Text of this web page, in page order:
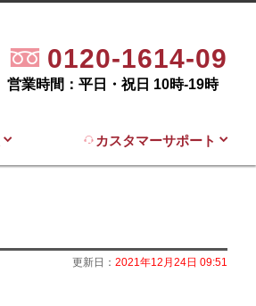
0120-1614-09
営業時間：平日・祝日 10時-19時
カスタマーサポート
更新日： 2021年12月24日 09:51